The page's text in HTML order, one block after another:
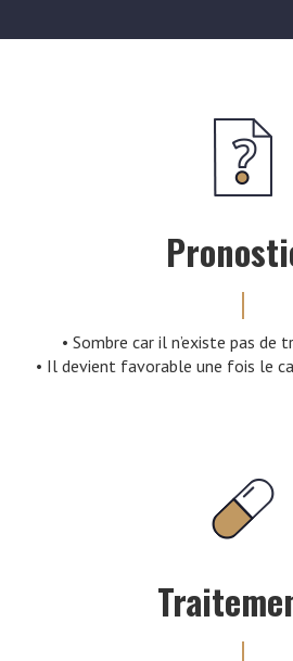
• Sombre car il n’existe pas de
• Il devient favorable une fois le